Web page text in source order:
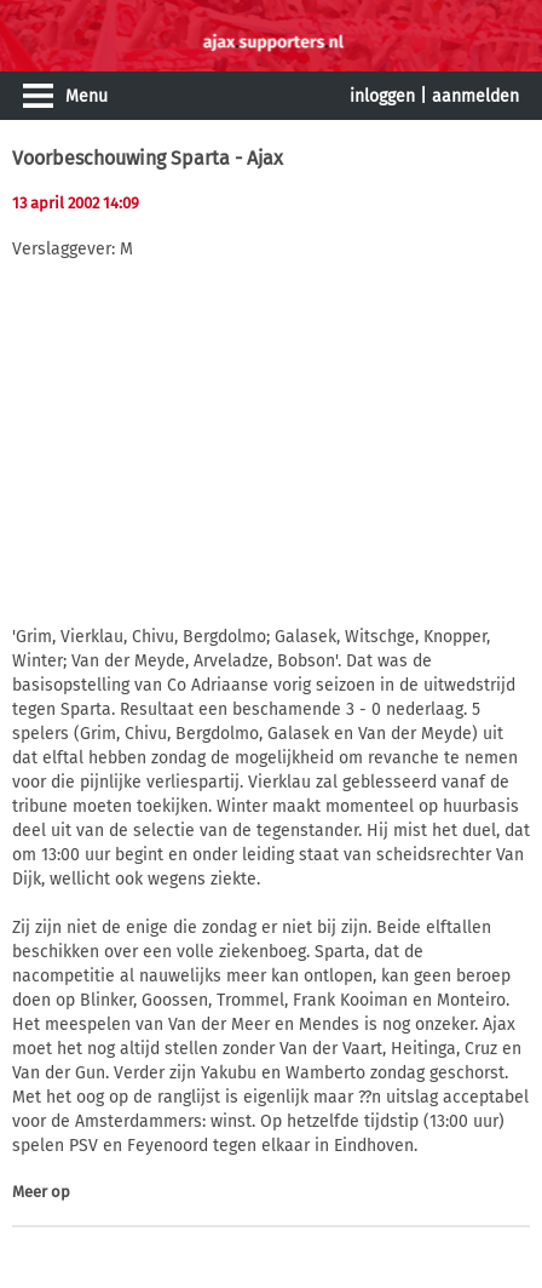
Menu inloggen aanmelden
Voorbeschouwing Sparta - Ajax
13 april 2002 14:09
Verslaggever: M
'Grim, Vierklau, Chivu, Bergdolmo; Galasek, Witschge, Knopper,
Winter; Van der Meyde, Arveladze, Bobson'. Dat was de
basisopstelling van Co Adriaanse vorig seizoen in de uitwedstrijd
tegen Sparta. Resultaat een beschamende 3 - 0 nederlaag. 5
spelers (Grim, Chivu, Bergdolmo, Galasek en Van der Meyde) uit
dat elftal hebben zondag de mogelijkheid om revanche te nemen
voor die pijnlijke verliespartij. Vierklau zal geblesseerd vanaf de
tribune moeten toekijken. Winter maakt momenteel op huurbasis
deel uit van de selectie van de tegenstander. Hij mist het duel, dat
om 13:00 uur begint en onder leiding staat van scheidsrechter Van
Dijk, wellicht ook wegens ziekte.
Zij zijn niet de enige die zondag er niet bij zijn. Beide elftallen
beschikken over een volle ziekenboeg. Sparta, dat de
nacompetitie al nauwelijks meer kan ontlopen, kan geen beroep
doen op Blinker, Goossen, Trommel, Frank Kooiman en Monteiro.
Het meespelen van Van der Meer en Mendes is nog onzeker. Ajax
moet het nog altijd stellen zonder Van der Vaart, Heitinga, Cruz en
Van der Gun. Verder zijn Yakubu en Wamberto zondag geschorst.
Met het oog op de ranglijst is eigenlijk maar ??n uitslag acceptabel
voor de Amsterdammers: winst. Op hetzelfde tijdstip (13:00 uur)
spelen PSV en Feyenoord tegen elkaar in Eindhoven.
Meer op